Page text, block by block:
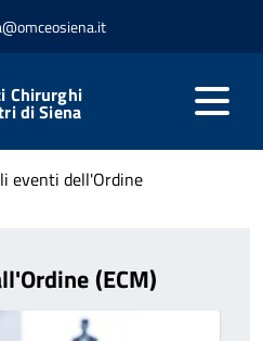
Chirurghi
di Siena
eventi dell'Ordine
(ECM)